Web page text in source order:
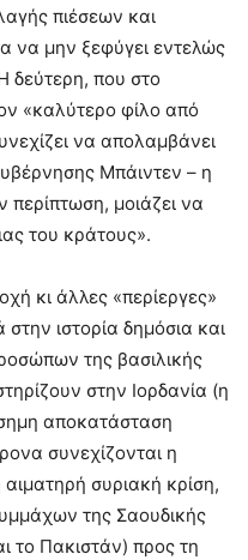
πιέσεων και
να μην ξεφύγει εντελώς
δεύτερη, που στο
«καλύτερο φίλο από
να απολαμβάνει
Μπάιντεν – η
περίπτωση, μοιάζει να
του κράτους».
κι άλλες «περίεργες»
ιστορία δημόσια και
της βασιλικής
στην Ιορδανία (η
αποκατάσταση
συνεχίζονται η
συριακή κρίση,
της Σαουδικής
το Πακιστάν) προς τη